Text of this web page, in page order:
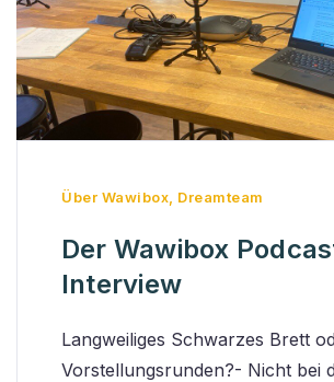
Über Wawibox Dreamteam
Der Wawibox
Interview
Langweiliges Schwarzes Brett
Vorstellungsrunden?- Nicht bei